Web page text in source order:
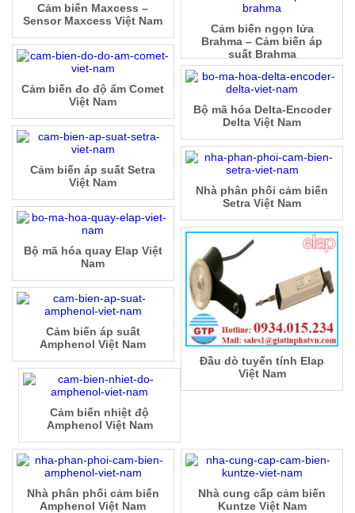
Cảm biến Maxcess –
Sensor Maxcess Việt Nam
Cảm biến ngọn lửa
Brahma – Cảm biến áp
suất Brahma
Cảm biến đo độ ẩm Comet
Việt Nam
Bộ mã hóa Delta-Encoder
Delta Việt Nam
Cảm biến áp suất Setra
Việt Nam
Nhà phân phối cảm biến
Setra Việt Nam
Bộ mã hóa quay Elap Việt
Nam
Đầu dò tuyến tính Elap
Việt Nam
Cảm biến áp suất
Amphenol Việt Nam
Cảm biến nhiệt độ
Amphenol Việt Nam
Nhà phân phối cảm biến
Amphenol Việt Nam
Nhà cung cấp cảm biến
Kuntze Việt Nam